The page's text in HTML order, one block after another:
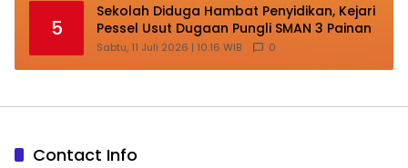
5
Sekolah Diduga Hambat Penyidikan, Kejari
Pessel Usut Dugaan Pungli SMAN 3 Painan
Sabtu, 11 Juli 2026 | 10:16 WIB 0
Contact Info